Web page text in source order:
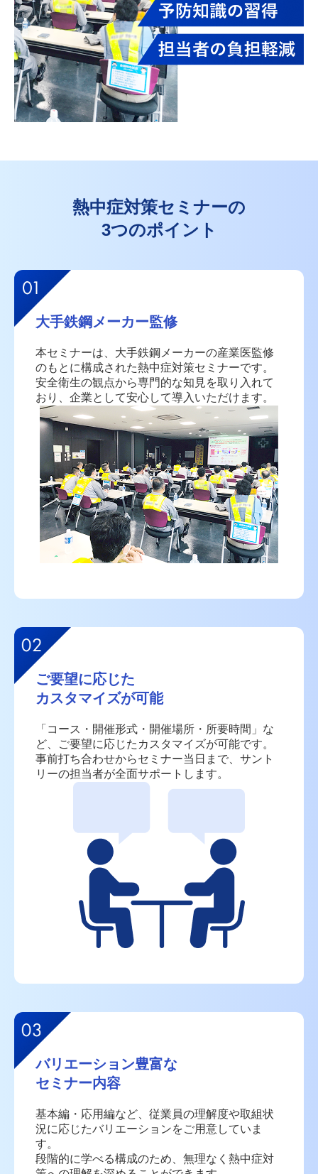
担当者の負担軽減
熱中症対策セミナーの
3つのポイント
大手鉄鋼メーカー監修
本セミナーは、大手鉄鋼メーカーの産業医監修
のもとに構成された熱中症対策セミナーです。
安全衛生の観点から専門的な知見を取り入れて
おり、 企業として安心して導入いただけます。
ご要望に応じた
カスタマイズが可能
「コース・開催形式・開催場所・所要時間」な
ど、
ご要望に応じたカスタマイズが可能です。
事前打ち合わせからセミナー当日まで、 サント
リーの担当者が全面サポートします。
バリエーション豊富な
セミナー内容
基本編・応用編など、従業員の理解度や取組状
況に応じたバリエーションをご用意していま
す。
段階的に学べる構成のため、無理なく熱中症対